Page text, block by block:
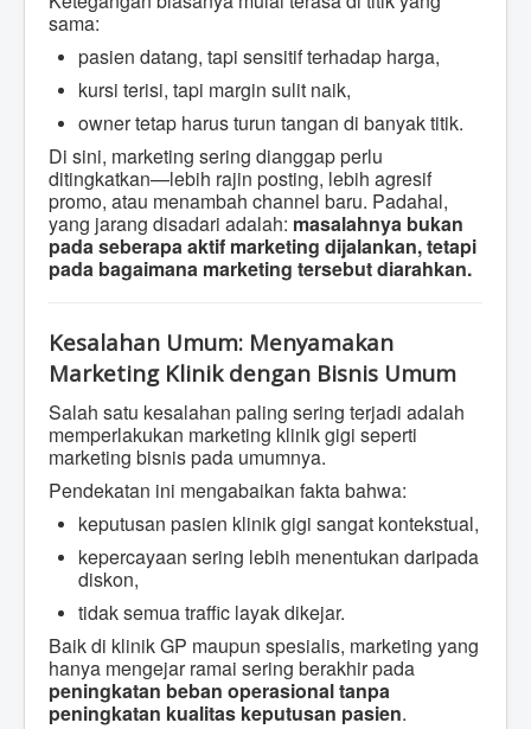
sama:
pasien datang, tapi sensitif terhadap harga,
kursi terisi, tapi margin sulit naik,
owner tetap harus turun tangan di banyak titik.
Di sini, marketing sering dianggap perlu
ditingkatkan—lebih rajin posting, lebih agresif
promo, atau menambah channel baru. Padahal,
yang jarang disadari adalah: masalahnya bukan
pada seberapa aktif marketing dijalankan, tetapi
pada bagaimana marketing tersebut diarahkan.
Kesalahan Umum: Menyamakan
Marketing Klinik dengan Bisnis Umum
Salah satu kesalahan paling sering terjadi adalah
memperlakukan marketing klinik gigi seperti
marketing bisnis pada umumnya.
Pendekatan ini mengabaikan fakta bahwa:
keputusan pasien klinik gigi sangat kontekstual,
kepercayaan sering lebih menentukan daripada
diskon,
tidak semua traffic layak dikejar.
Baik di klinik GP maupun spesialis, marketing yang
hanya mengejar ramai sering berakhir pada
peningkatan beban operasional tanpa
peningkatan kualitas keputusan pasien.